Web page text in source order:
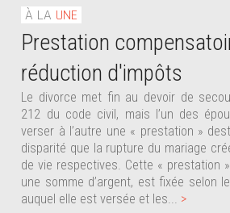
À LA UNE
Prestation
réduction d'impôts
Le divorce met fin au devoir de
212 du code civil, mais l’un des
verser à l’autre une « prestation »
disparité que la rupture du mariage
de vie respectives. Cette « prestation
une somme d’argent, est fixée selon
auquel elle est versée et les... >